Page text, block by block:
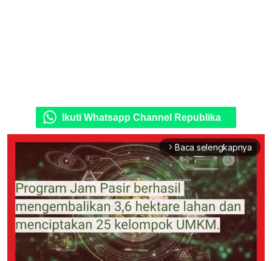
Ikuti Whatsapp Channel Republika
arrow_forward_ios Baca selengkapnya